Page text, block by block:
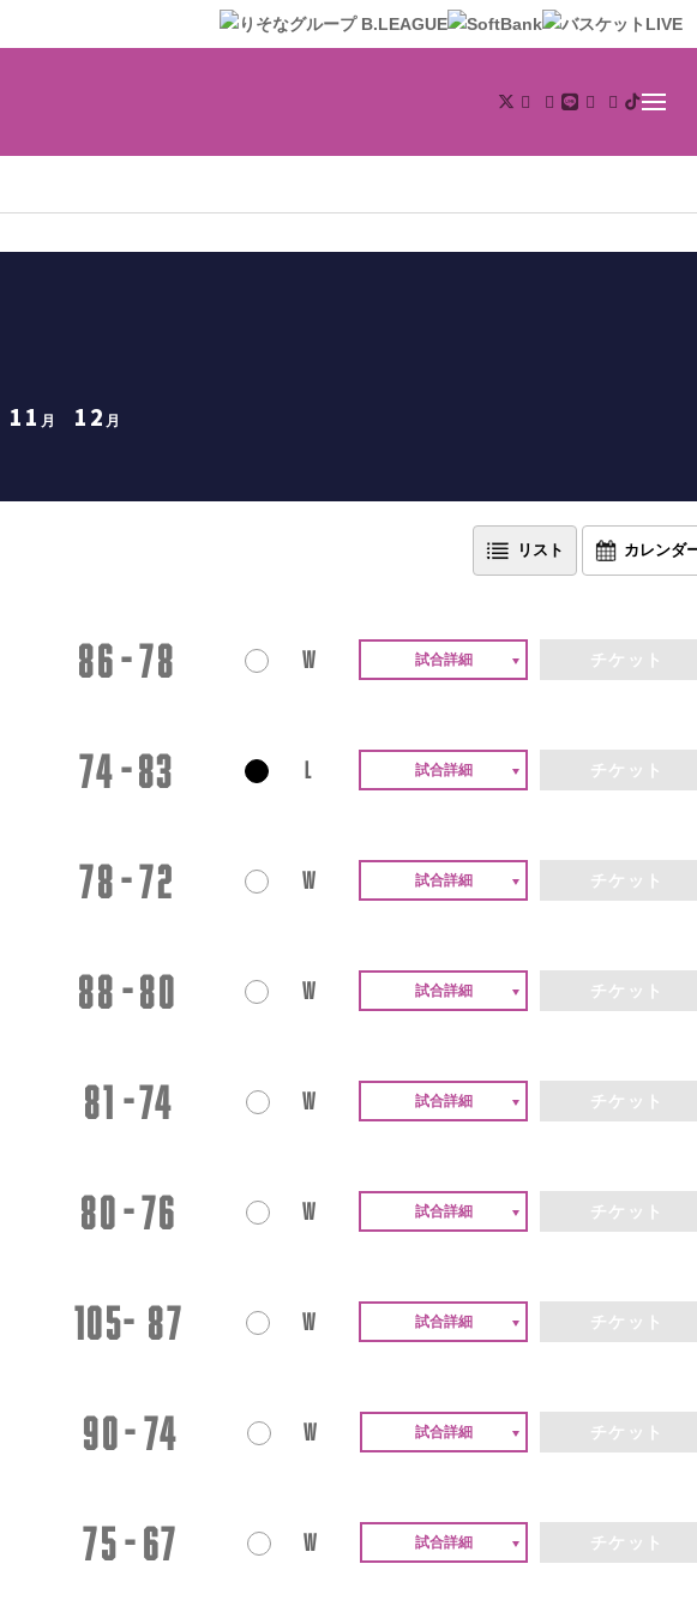
11 月 12 月
リスト カレンダ
86 78 W チケット
74 83 L チケット
78 72 W チケット
88 80 W チケット
81 74 W チケット
80 76 W チケット
105 87 W チケット
90 74 W チケット
75 67 W チケット